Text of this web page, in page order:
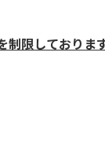
制限しておりま